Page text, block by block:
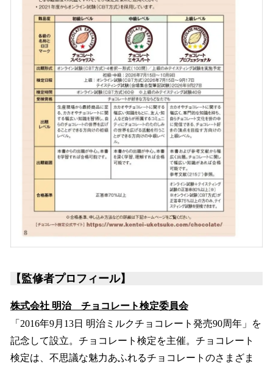
【監修者プロフィール】
株式会社 明治 チョコレート検定委員会
「2016年9月13日 明治ミルクチョコレート発売90周年」を
記念して設立。チョコレート検定を主催。チョコレート
検定は、不思議な魅力あふれるチョコレートのさまざま